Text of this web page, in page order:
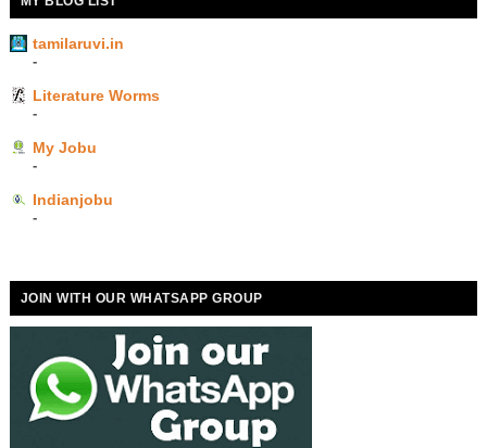
tamilaruvi.in
-
Literature Worms
-
My Jobu
-
Indianjobu
-
JOIN WITH OUR WHATSAPP GROUP